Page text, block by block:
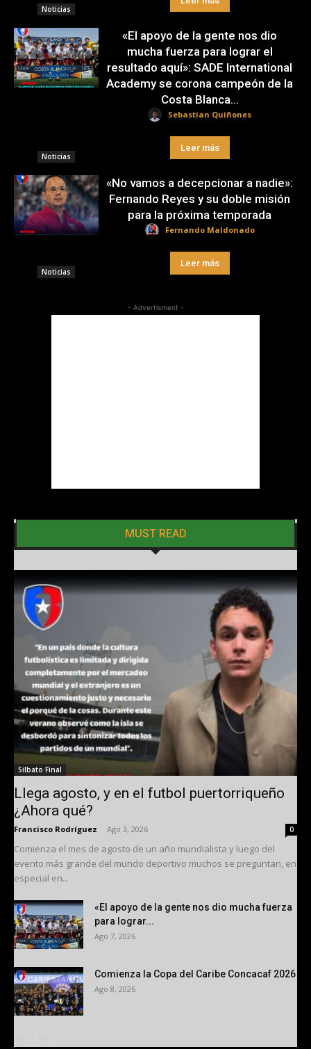
Noticias
Noticias
«El apoyo de la gente nos dio
mucha fuerza para lograr el
resultado aquí»: SADE International
Academy se corona campeón de la
Costa Blanca...
Sebastian Quiñones
Leer más
Noticias
«No vamos a decepcionar a nadie»:
Fernando Reyes y su doble misión
para la próxima temporada
Fernando Maldonado
Leer más
- Advertisment -
MUST READ
Silbato Final
Llega agosto, y en el futbol puertorriqueño
¿Ahora qué?
Francisco Rodríguez Ago 3, 2026 0
Comienza el mes de agosto de un año mundialista y luego del
evento más grande del mundo deportivo muchos se preguntan, en
especial en...
«El apoyo de la gente nos dio mucha fuerza
para lograr...
Ago 7, 2026
Comienza la Copa del Caribe Concacaf 2026
Ago 8, 2026